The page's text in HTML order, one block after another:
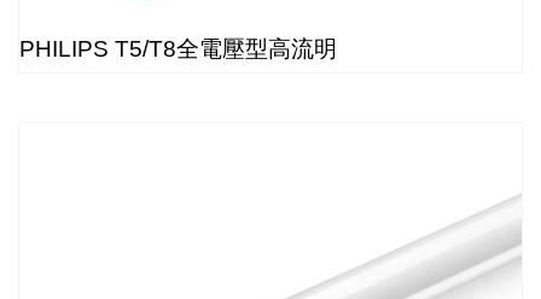
PHILIPS T5/T8全電壓型高流明